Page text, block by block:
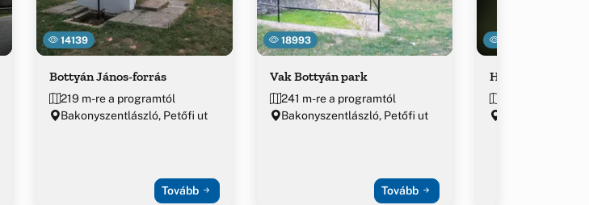
14139
Bottyán János-forrás
219 m-re a programtól
Bakonyszentlászló, Petőfi ut
Tovább
18993
Vak Bottyán park
241 m-re a programtól
Bakonyszentlászló, Petőfi ut
Tovább
Hódos-éri